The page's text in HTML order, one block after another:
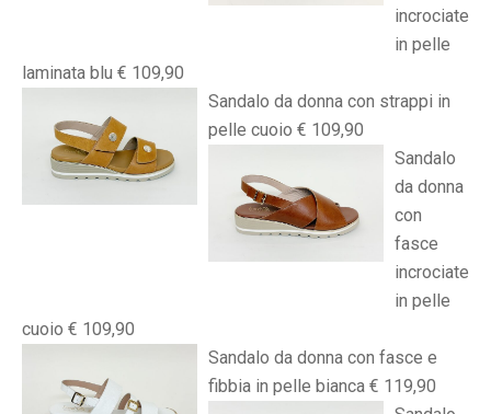
incrociate
in pelle
laminata blu € 109,90
Sandalo da donna con strappi in
pelle cuoio € 109,90
Sandalo
da donna
con
fasce
incrociate
in pelle
cuoio € 109,90
Sandalo da donna con fasce e
fibbia in pelle bianca € 119,90